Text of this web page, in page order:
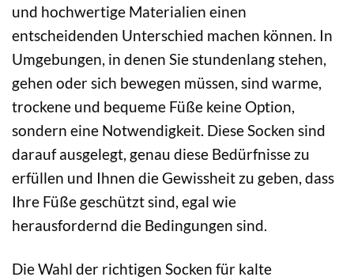
und hochwertige Materialien einen
entscheidenden Unterschied machen können. In
Umgebungen, in denen Sie stundenlang stehen,
gehen oder sich bewegen müssen, sind warme,
trockene und bequeme Füße keine Option,
sondern eine Notwendigkeit. Diese Socken sind
darauf ausgelegt, genau diese Bedürfnisse zu
erfüllen und Ihnen die Gewissheit zu geben, dass
Ihre Füße geschützt sind, egal wie
herausfordernd die Bedingungen sind.
Die Wahl der richtigen Socken für kalte